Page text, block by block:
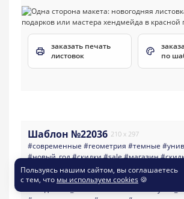
заказать печать
листовок
по
Шаблон №22036 210 x 297
#современные #геометрия #темные
#новый_год#скидки#sale#магазин
#акция
#black_friday#черная_пятница
#новогодние_скидки#магазин_косметики
Пользуясь нашим сайтом, вы соглашаетесь
с тем, что мы используем cookies 🍪